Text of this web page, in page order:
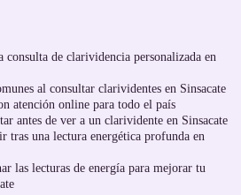
consulta de clarividencia personalizada en
al consultar clarividentes en Sinsacate
atención online para todo el país
antes de ver a un clarividente en Sinsacate
tras una lectura energética profunda en
las lecturas de energía para mejorar tu